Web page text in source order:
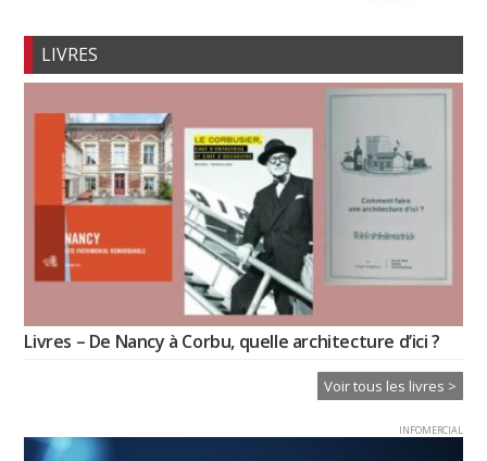
LIVRES
Livres – De Nancy à Corbu, quelle architecture d’ici ?
Voir tous les livres >
INFOMERCIAL